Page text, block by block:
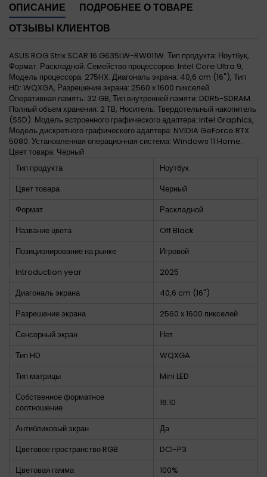
ОПИСАНИЕ
ПОДРОБНЕЕ О ТОВАРЕ
ОТЗЫВЫ КЛИЕНТОВ
ASUS ROG Strix SCAR 16 G635LW-RW011W. Тип продукта: Ноутбук,
Формат: Раскладной. Семейство процессоров: Intel Core Ultra 9,
Модель процессора: 275HX. Диагональ экрана: 40,6 cm (16"), Тип
HD: WQXGA, Разрешение экрана: 2560 x 1600 пикселей.
Оперативная память: 32 GB, Тип внутренней памяти: DDR5-SDRAM.
Полный объем хранения: 2 TB, Носитель: Твердотельный накопитель
(SSD). Модель встроенного графического адаптера: Intel Graphics,
Модель дискретного графического адаптера: NVIDIA GeForce RTX
5080. Установленная операционная система: Windows 11 Home.
Цвет товара: Черный
Тип продукта
Ноутбук
Цвет товара
Черный
Формат
Раскладной
Название цвета
Off Black
Позиционирование на рынке
Игровой
Introduction year
2025
Диагональ экрана
40,6 cm (16")
Разрешение экрана
2560 x 1600 пикселей
Сенсорный экран
Нет
Тип HD
WQXGA
Тип матрицы
Mini LED
Собственное форматное
соотношение
16:10
Антибликовый экран
Да
Цветовое пространство RGB
DCI-P3
Цветовая гамма
100%